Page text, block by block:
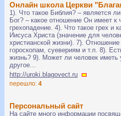
Онлайн школа Церкви
1). Что такое Библия? – является
Бог? – какое отношение Он имеет к
грехопадение. 4). Что такое грех и
Иисуса Христа (значение для
христианской жизни). 7).
гороскопам, суевериям и т.п. 8).
жизнь? 9). Может ли человек иметь
другое...
http://uroki.blagovect.ru
перешло: 4
Персональный сайт
На сайте много информации